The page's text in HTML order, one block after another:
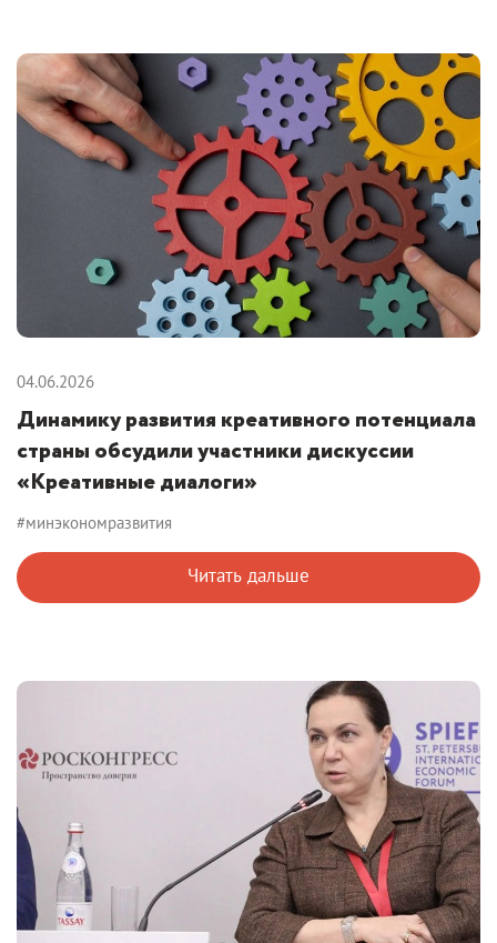
04.06.2026
Динамику развития креативного потенциала
страны обсудили участники дискуссии
«Креативные диалоги»
#минэкономразвития
Читать дальше